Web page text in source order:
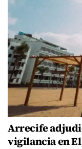
Arrecife
vigilancia en